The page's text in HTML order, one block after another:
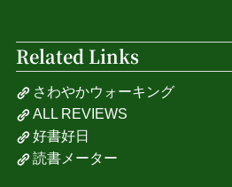
Related Links
さわやかウォーキング
ALL REVIEWS
好書好日
読書メーター